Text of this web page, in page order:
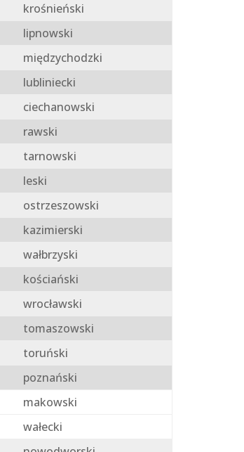
krośnieński
lipnowski
międzychodzki
lubliniecki
ciechanowski
rawski
tarnowski
leski
ostrzeszowski
kazimierski
wałbrzyski
kościański
wrocławski
tomaszowski
toruński
poznański
makowski
wałecki